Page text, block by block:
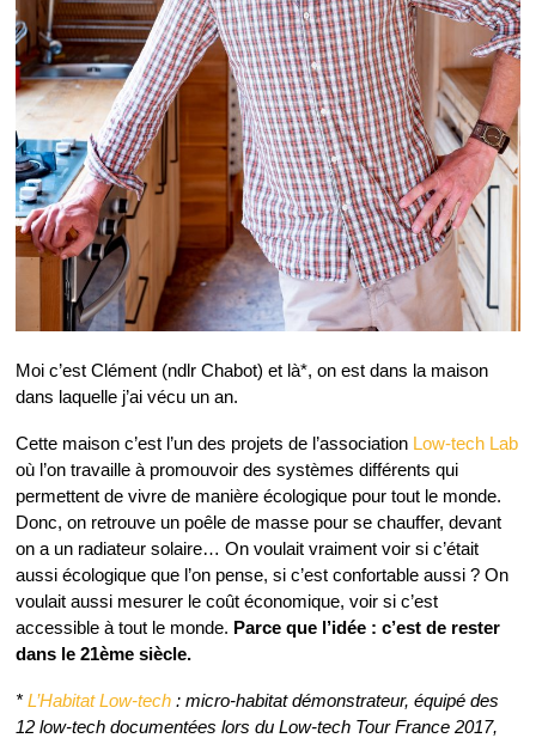
Moi c’est Clément (ndlr Chabot) et là*, on est dans la maison
dans laquelle j’ai vécu un an.
Cette maison c’est l’un des projets de l’association Low-tech Lab
où l’on travaille à promouvoir des systèmes différents qui
permettent de vivre de manière écologique pour tout le monde.
Donc, on retrouve un poêle de masse pour se chauffer, devant
on a un radiateur solaire… On voulait vraiment voir si c’était
aussi écologique que l’on pense, si c’est confortable aussi ? On
voulait aussi mesurer le coût économique, voir si c’est
accessible à tout le monde. Parce que l’idée : c’est de rester
dans le 21ème siècle.
* L’Habitat Low-tech: micro-habitat démonstrateur, équipé des
12 low-tech documentées lors du Low-tech Tour France 2017,